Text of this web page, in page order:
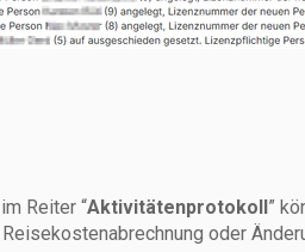
Reiter “Aktivitätenprotokoll”
oder